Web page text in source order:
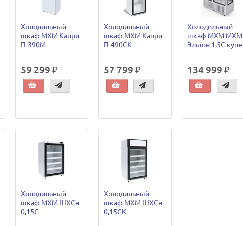
Холодильный
шкаф МХМ Капри
П-390М
59 299 ₽
Холодильный
шкаф МХМ Капри
П-490СК
57 799 ₽
Холодильный
шкаф МХМ МХМ
Эльтон 1,5С купе
134 999 ₽
Холодильный
шкаф МХМ ШХСн
0,15С
Холодильный
шкаф МХМ ШХСн
0,15СК